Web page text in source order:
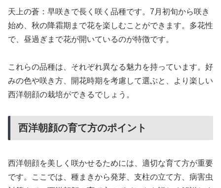
天上の蒼：早咲きで長く咲く品種です。7月初旬から咲き
始め、秋の降霜期まで花を楽しむことができます。多花性
で、昼過ぎまで花が開いているのが特徴です。
これらの品種は、それぞれ異なる魅力を持っています。好
みの色や咲き方、開花時期を考慮して選ぶと、より楽しい
西洋朝顔の栽培ができるでしょう。
西洋朝顔の育て方のポイント
西洋朝顔を美しく咲かせるためには、適切な育て方が重要
です。ここでは、種まきから発芽、支柱の立て方、病害虫